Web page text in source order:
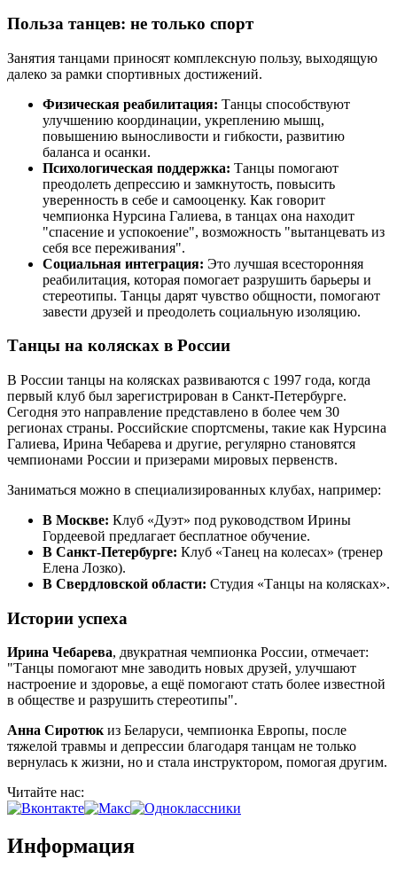
Польза танцев: не только спорт
Занятия танцами приносят комплексную пользу, выходящую
далеко за рамки спортивных достижений.
Физическая реабилитация: Танцы способствуют
улучшению координации, укреплению мышц,
повышению выносливости и гибкости, развитию
баланса и осанки.
Психологическая поддержка: Танцы помогают
преодолеть депрессию и замкнутость, повысить
уверенность в себе и самооценку. Как говорит
чемпионка Нурсина Галиева, в танцах она находит
"спасение и успокоение", возможность "вытанцевать из
себя все переживания".
Социальная интеграция: Это лучшая всесторонняя
реабилитация, которая помогает разрушить барьеры и
стереотипы. Танцы дарят чувство общности, помогают
завести друзей и преодолеть социальную изоляцию.
Танцы на колясках в России
В России танцы на колясках развиваются с 1997 года, когда
первый клуб был зарегистрирован в Санкт-Петербурге.
Сегодня это направление представлено в более чем 30
регионах страны. Российские спортсмены, такие как Нурсина
Галиева, Ирина Чебарева и другие, регулярно становятся
чемпионами России и призерами мировых первенств.
Заниматься можно в специализированных клубах, например:
В Москве: Клуб «Дуэт» под руководством Ирины
Гордеевой предлагает бесплатное обучение.
В Санкт-Петербурге: Клуб «Танец на колесах» (тренер
Елена Лозко).
В Свердловской области: Студия «Танцы на колясках».
Истории успеха
Ирина Чебарева, двукратная чемпионка России, отмечает:
"Танцы помогают мне заводить новых друзей, улучшают
настроение и здоровье, а ещё помогают стать более известной
в обществе и разрушить стереотипы".
Анна Сиротюкиз Беларуси, чемпионка Европы, после
тяжелой травмы и депрессии благодаря танцам не только
вернулась к жизни, но и стала инструктором, помогая другим.
Читайте нас:
Информация